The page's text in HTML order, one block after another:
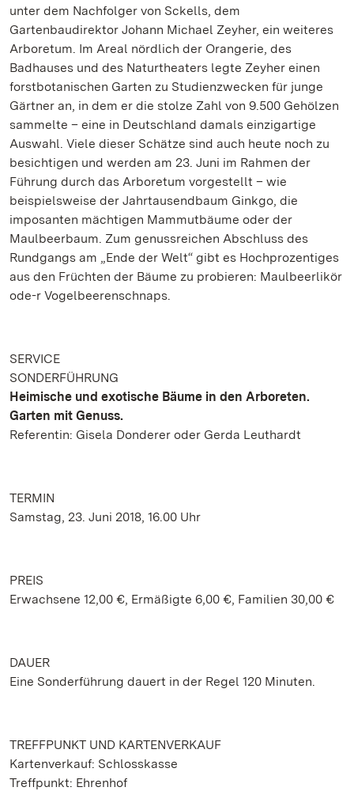
unter dem Nachfolger von Sckells, dem
Gartenbaudirektor Johann Michael Zeyher, ein weiteres
Arboretum. Im Areal nördlich der Orangerie, des
Badhauses und des Naturtheaters legte Zeyher einen
forstbotanischen Garten zu Studienzwecken für junge
Gärtner an, in dem er die stolze Zahl von 9.500 Gehölzen
sammelte – eine in Deutschland damals einzigartige
Auswahl. Viele dieser Schätze sind auch heute noch zu
besichtigen und werden am 23. Juni im Rahmen der
Führung durch das Arboretum vorgestellt – wie
beispielsweise der Jahrtausendbaum Ginkgo, die
imposanten mächtigen Mammutbäume oder der
Maulbeerbaum. Zum genussreichen Abschluss des
Rundgangs am „Ende der Welt“ gibt es Hochprozentiges
aus den Früchten der Bäume zu probieren: Maulbeerlikör
ode-r Vogelbeerenschnaps.
SERVICE
SONDERFÜHRUNG
Heimische und exotische Bäume in den Arboreten.
Garten mit Genuss.
Referentin: Gisela Donderer oder Gerda Leuthardt
TERMIN
Samstag, 23. Juni 2018, 16.00 Uhr
PREIS
Erwachsene 12,00 €, Ermäßigte 6,00 €, Familien 30,00 €
DAUER
Eine Sonderführung dauert in der Regel 120 Minuten.
TREFFPUNKT UND KARTENVERKAUF
Kartenverkauf: Schlosskasse
Treffpunkt: Ehrenhof